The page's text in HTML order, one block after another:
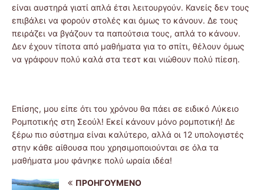
είναι αυστηρά γιατί απλά έτσι λειτουργούν. Κανείς δεν τους
επιβάλει να φορούν στολές και όμως το κάνουν. Δε τους
πειράζει να βγάζουν τα παπούτσια τους, απλά το κάνουν.
Δεν έχουν τίποτα από μαθήματα για το σπίτι, θέλουν όμως
να γράφουν πολύ καλά στα τεστ και νιώθουν πολύ πίεση.
Επίσης, μου είπε ότι του χρόνου θα πάει σε ειδικό Λύκειο
Ρομποτικής στη Σεούλ! Εκεί κάνουν μόνο ρομποτική! Δε
ξέρω πιο σύστημα είναι καλύτερο, αλλά οι 12 υπολογιστές
στην κάθε αίθουσα που χρησιμοποιούνται σε όλα τα
μαθήματα μου φάνηκε πολύ ωραία ιδέα!
ΠΡΟΗΓΟΎΜΕΝΟ